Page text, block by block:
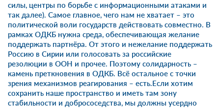
силы, центры по борьбе с информационными атаками и
так далее). Самое главное, чего нам не хватает – это
политической воли государств действовать совместно. В
рамках ОДКБ нужна среда, обеспечивающая желание
поддержать партнёра. От этого и нежелание поддержать
Россию в Сирии или голосовать за российские
резолюции в ООН и прочее. Поэтому солидарность –
камень преткновения в ОДКБ. Всё остальное с точки
зрения механизмов реагирования – есть.Если хотим
сохранить наше пространство и иметь там зону
стабильности и добрососедства, мы должны усердно